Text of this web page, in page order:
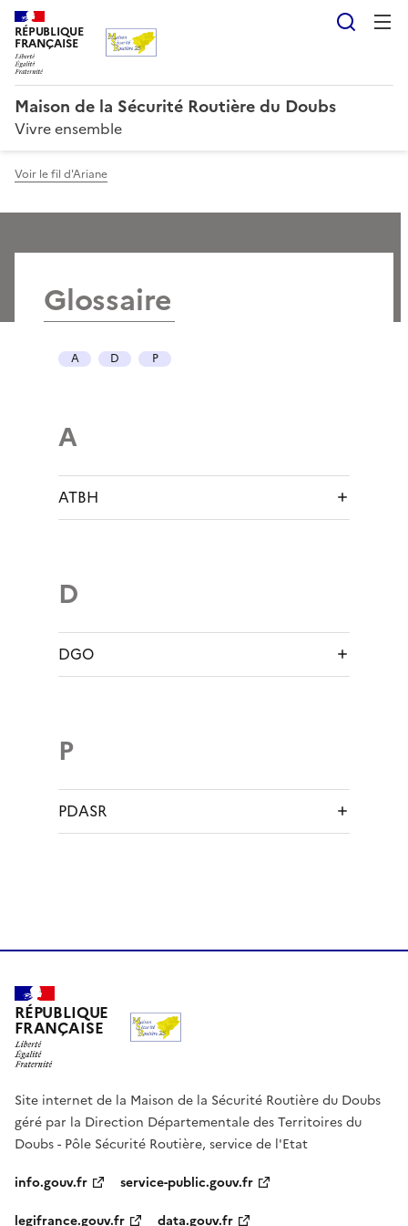
RÉPUBLIQUE
FRANÇAISE
Maison de la Sécurité Routière du Doubs
Vivre ensemble
Voir le fil d'Ariane
Glossaire
A D P
A
ATBH
D
DGO
P
PDASR
RÉPUBLIQUE
FRANÇAISE
Site internet de la Maison de la Sécurité Routière du Doubs
géré par la Direction Départementale des Territoires du
Doubs - Pôle Sécurité Routière, service de l'Etat
info.gouv.fr
service-public.gouv.fr
legifrance.gouv.fr
data.gouv.fr